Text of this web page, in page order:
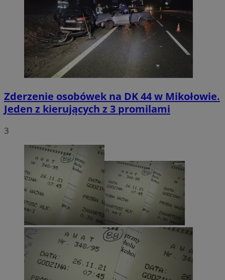
Zderzenie osobówek na DK 44 w Mikołowie.
Jeden z kierujących z 3 promilami
3